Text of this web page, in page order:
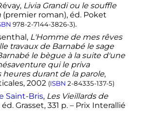
Livia Grandi ou le souffle
(premier roman), éd. Poket
978-2-7144-3826-3).
L'Homme de mes rêves
travaux de Barnabé le sage
le bègue à la suite d'une
qui le priva
heures durant de la parole,
2002 (ISBN 2-84335-137-5)
Saint-Bris, Les Vieillards de
éd. Grasset, 331 p. – Prix Interallié